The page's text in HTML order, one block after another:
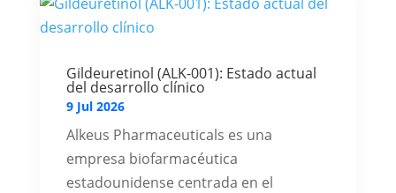
Gildeuretinol (ALK-001): Estado actual
del desarrollo clínico
9 Jul 2026
Alkeus Pharmaceuticals es una
empresa biofarmacéutica
estadounidense centrada en el